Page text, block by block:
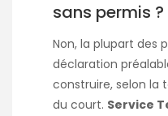
sans permis ?
Non, la plupart des
déclaration
construire, selon la
du court. Service